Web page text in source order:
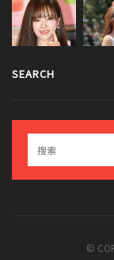
SEARCH
©